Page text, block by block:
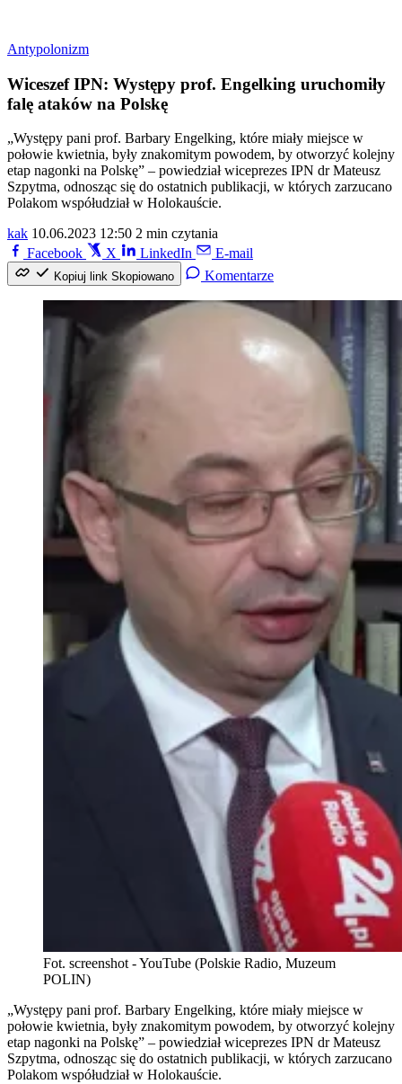
Antypolonizm
Wiceszef IPN: Występy prof. Engelking uruchomiły
falę ataków na Polskę
„Występy pani prof. Barbary Engelking, które miały miejsce w
połowie kwietnia, były znakomitym powodem, by otworzyć kolejny
etap nagonki na Polskę” – powiedział wiceprezes IPN dr Mateusz
Szpytma, odnosząc się do ostatnich publikacji, w których zarzucano
Polakom współudział w Holokauście.
kak 10.06.2023 12:50 2 min czytania
Facebook
X LinkedIn E-mail
Kopiuj link Skopiowano Komentarze
Fot. screenshot - YouTube (Polskie Radio, Muzeum
POLIN)
„Występy pani prof. Barbary Engelking, które miały miejsce w
połowie kwietnia, były znakomitym powodem, by otworzyć kolejny
etap nagonki na Polskę” – powiedział wiceprezes IPN dr Mateusz
Szpytma, odnosząc się do ostatnich publikacji, w których zarzucano
Polakom współudział w Holokauście.